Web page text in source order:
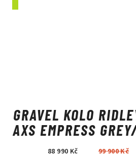
GRAVEL KOLO
AXS EMPRESS
METALLIC
88 990 Kč 99 900 Kč